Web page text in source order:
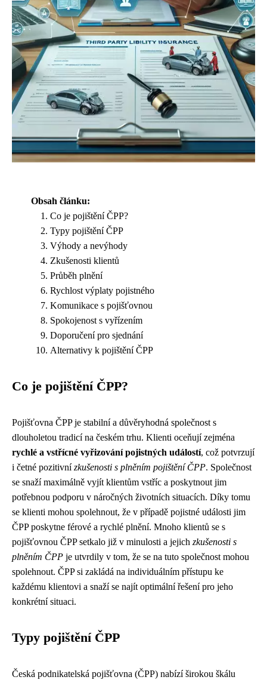
Obsah článku:
Co je pojištění ČPP?
Typy pojištění ČPP
Výhody a nevýhody
Zkušenosti klientů
Průběh plnění
Rychlost výplaty pojistného
Komunikace s pojišťovnou
Spokojenost s vyřízením
Doporučení pro sjednání
Alternativy k pojištění ČPP
Co je pojištění ČPP?
Pojišťovna ČPP je stabilní a důvěryhodná společnost s
dlouholetou tradicí na českém trhu. Klienti oceňují zejména
rychlé a vstřícné vyřizování pojistných událostí, což potvrzují
i četné pozitivnízkušenosti s plněním pojištění ČPP. Společnost
se snaží maximálně vyjít klientům vstříc a poskytnout jim
potřebnou podporu v náročných životních situacích. Díky tomu
se klienti mohou spolehnout, že v případě pojistné události jim
ČPP poskytne férové a rychlé plnění. Mnoho klientů se s
pojišťovnou ČPP setkalo již v minulosti a jejich zkušenosti s
plněním ČPP je utvrdily v tom, že se na tuto společnost mohou
spolehnout. ČPP si zakládá na individuálním přístupu ke
každému klientovi a snaží se najít optimální řešení pro jeho
konkrétní situaci.
Typy pojištění ČPP
Česká podnikatelská pojišťovna (ČPP) nabízí širokou škálu